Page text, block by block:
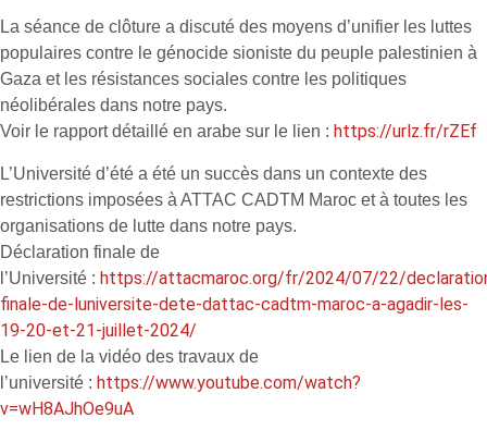
La séance de clôture a discuté des moyens d’unifier les luttes
populaires contre le génocide sioniste du peuple palestinien à
Gaza et les résistances sociales contre les politiques
néolibérales dans notre pays.
Voir le rapport détaillé en arabe sur le lien : https://urlz.fr/rZEf
L’Université d’été a été un succès dans un contexte des
restrictions imposées à ATTAC CADTM Maroc et à toutes les
organisations de lutte dans notre pays.
Déclaration finale de
l’Université : https://attacmaroc.org/fr/2024/07/22/
finale-de-luniversite-dete-dattac-cadtm-maroc-a-agadir-les-
19-20-et-21-juillet-2024/
Le lien de la vidéo des travaux de
l’université : https://www.youtube.com/watch?
v=wH8AJhOe9uA